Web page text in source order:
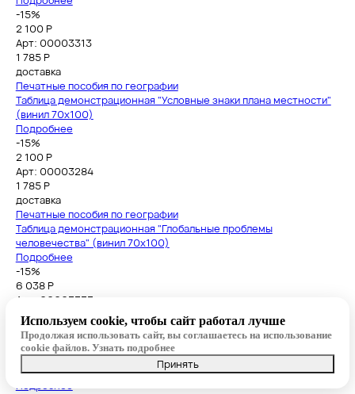
-15%
2 100 Р
Арт: 00003313
1 785Р
доставка
Печатные пособия по географии
Таблица демонстрационная "Условные знаки плана местности"
(винил 70x100)
Подробнее
-15%
2 100 Р
Арт: 00003284
1 785Р
доставка
Печатные пособия по географии
Таблица демонстрационная "Глобальные проблемы
человечества" (винил 70x100)
Подробнее
-15%
6 038 Р
Арт: 00003333
5 132
доставка
Печатные пособия по географии
Модель-аппликация "Сравнительные размеры Солнца, планет и
их спутников"
Подробнее
Используем cookie, чтобы сайт работал лучше
Продолжая использовать сайт, вы соглашаетесь на использование
cookie файлов.Узнать подробнее
Принять